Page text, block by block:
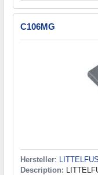
C106MG
Hersteller:
Description: